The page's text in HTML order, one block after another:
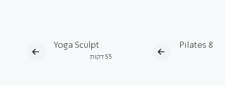
Yoga Sculpt
55דקות
Pilates &